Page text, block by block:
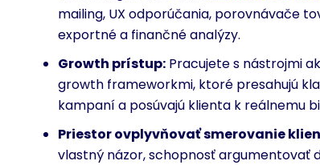
mailing, UX odporúčania, porovnávače
exportné a finančné analýzy.
Growth prístup: Pracujete s nástrojmi
growth frameworkmi, ktoré presahujú
kampaní a posúvajú klienta k reálnemu
Priestor ovplyvňovať smerovanie
vlastný názor, schopnosť argumentovať